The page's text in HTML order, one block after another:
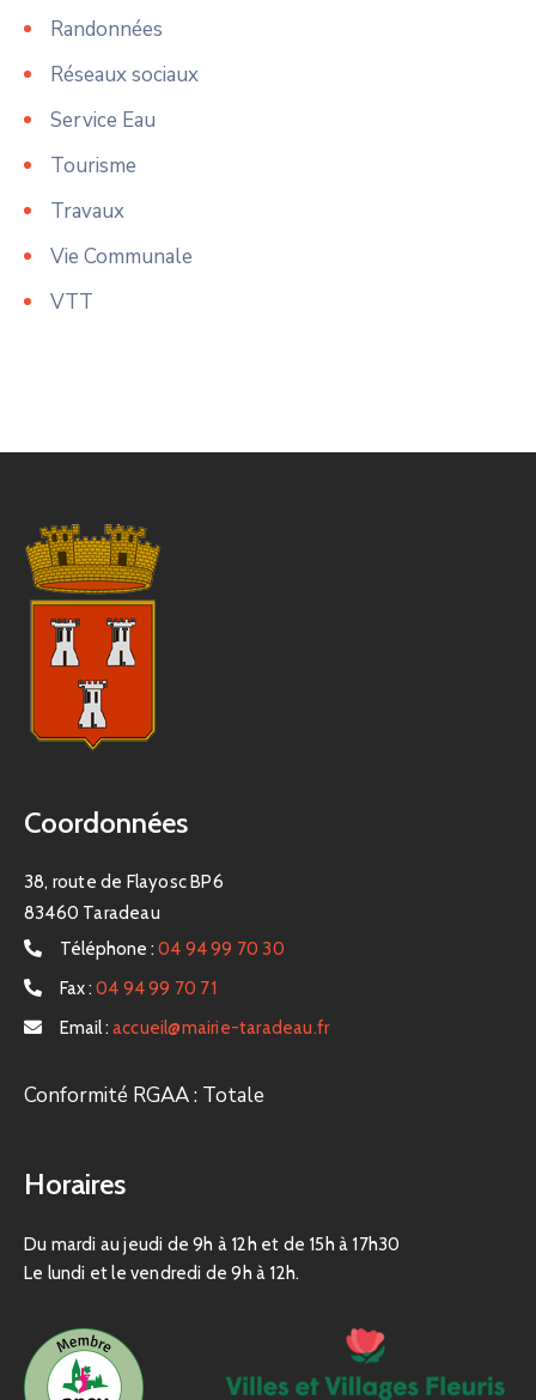
Randonnées
Réseaux sociaux
Service Eau
Tourisme
Travaux
Vie Communale
VTT
Coordonnées
38, route de Flayosc BP6
83460 Taradeau
Téléphone : 04 94 99 70 30
Fax : 04 94 99 70 71
Email : accueil@mairie-taradeau.fr
Conformité RGAA : Totale
Horaires
Du mardi au jeudi de 9h à 12h et de 15h à 17h30
Le lundi et le vendredi de 9h à 12h.